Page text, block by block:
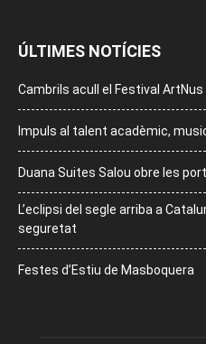
ÚLTIMES NOTÍCIES
Cambrils acull el Festival ArtNus
Impuls al talent acadèmic,
Duana Suites Salou obre les
L’eclipsi del segle arriba a
seguretat
Festes d’Estiu de Masboquera